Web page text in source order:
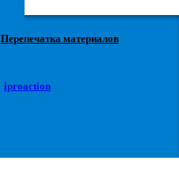
Перепечатка материалов
iproaction